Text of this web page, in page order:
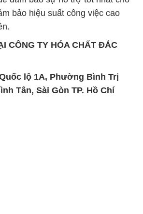
bảo hiệu suất công việc cao
CÔNG TY HÓA CHẤT ĐẮC
lộ 1A, Phường Bình Trị
Tân, Sài Gòn TP. Hồ Chí